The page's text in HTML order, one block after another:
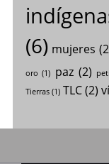
(6) mujeres
oro (1) paz (2)
Tierras(1) TLC(2)